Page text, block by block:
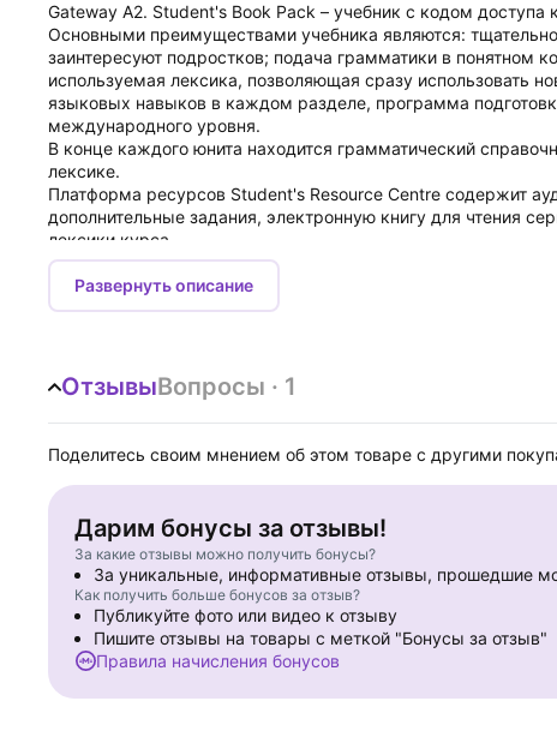
Gateway A2. Student's Book Pack – учебник с кодом
Основными преимуществами учебника являются:
заинтересуют подростков; подача грамматики в понятном
используемая лексика, позволяющая сразу использовать
языковых навыков в каждом разделе, программа
международного уровня.
В конце каждого юнита находится грамматический
лексике.
Платформа ресурсов Student's Resource Centre содержит
дополнительные задания, электронную книгу для чтения
лексики курса.
Доступ к электронным ресурсам действителен в течение
Развернуть описание
ОтзывыВопросы · 1
Поделитесь своим мнением об этом товаре с другими
Дарим бонусы за отзывы!
За какие отзывы можно получить бонусы?
За уникальные, информативные отзывы, прошедшие
Как получить больше бонусов за отзыв?
Публикуйте фото или видео к отзыву
Пишите отзывы на товары с меткой "Бонусы за отзыв"
Правила начисления бонусов